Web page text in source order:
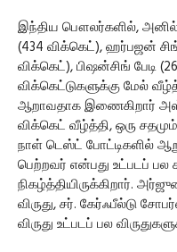
இந்திய பௌலர்களில், அனில்
(434 விக்கெட்), ஹர்பஜன்
விக்கெட்), பி‌ஷன்சிங் பேடி
விக்கெட்டுகளுக்கு மேல்
ஆறாவதாக இணைகிறார்
விக்கெட் வீழ்த்தி, ஒரு
நாள் டெஸ்ட் போட்டிகளில்
பெற்றவர் என்பது உட்படப்
நிகழ்த்தியிருக்கிறார்.
விருது, சர். கேர்ஃபீல்டு
விருது உட்படப் பல